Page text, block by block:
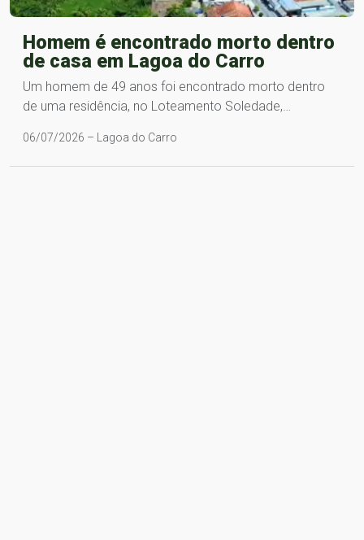
Homem é encontrado morto dentro
de casa em Lagoa do Carro
Um homem de 49 anos foi encontrado morto dentro
de uma residência, no Loteamento Soledade,…
06/07/2026 – Lagoa do Carro